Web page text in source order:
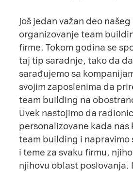
Još jedan važan deo
organizovanje team
firme. Tokom godina se
taj tip saradnje, tako da
sarađujemo sa
svojim zaposlenima da
team building na
Uvek nastojimo da
personalizovane kada
team building i napravimo
i teme za svaku firmu,
njihovu oblast poslovanja.